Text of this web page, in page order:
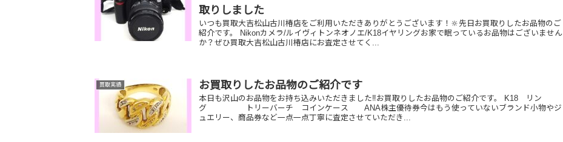
取りしました
いつも買取大吉松山古川椿店をご利用いただきありがとうございます！🔆先日お買取りしたお品物のご
紹介です。 Nikonカメラ/ルイヴィトンネオノエ/K18イヤリングお家で眠っているお品物はございません
か？ぜひ買取大吉松山古川椿店にお査定させてく...
買取実績 お買取りしたお品物のご紹介です
本日も沢山のお品物をお持ち込みいただきました‼️お買取りしたお品物のご紹介です。 K18 リン
グ トリーバーチ コインケース ANA株主優待券今はもう使っていないブランド小物やジ
ュエリー、商品券など一点一点丁寧に査定させていただき...